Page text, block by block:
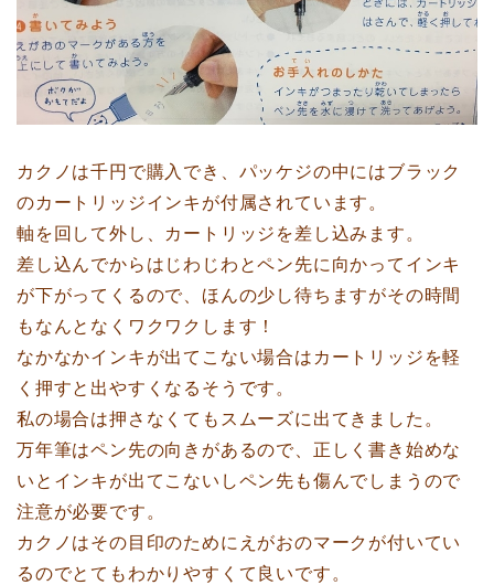
カクノは千円で購入でき、パッケジの中にはブラック
のカートリッジインキが付属されています。
軸を回して外し、カートリッジを差し込みます。
差し込んでからはじわじわとペン先に向かってインキ
が下がってくるので、ほんの少し待ちますがその時間
もなんとなくワクワクします！
なかなかインキが出てこない場合はカートリッジを軽
く押すと出やすくなるそうです。
私の場合は押さなくてもスムーズに出てきました。
万年筆はペン先の向きがあるので、正しく書き始めな
いとインキが出てこないしペン先も傷んでしまうので
注意が必要です。
カクノはその目印のためにえがおのマークが付いてい
るのでとてもわかりやすくて良いです。